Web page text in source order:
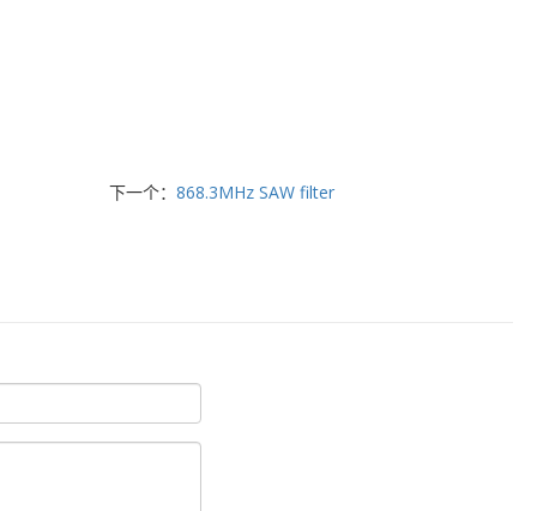
下一个：868.3MHz SAW filter